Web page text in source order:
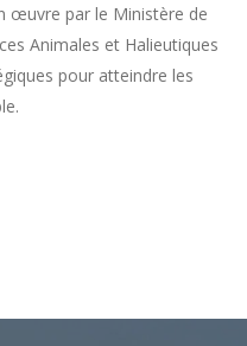
œuvre par le Ministère de
Animales et Halieutiques
pour atteindre les